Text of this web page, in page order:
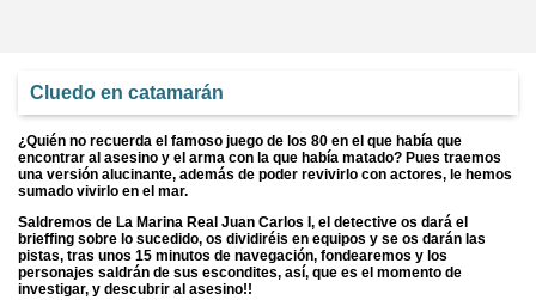
Cluedo en catamarán
¿Quién no recuerda el famoso juego de los 80 en el que había que
encontrar al asesino y el arma con la que había matado? Pues traemos
una versión alucinante, además de poder revivirlo con actores, le hemos
sumado vivirlo en el mar.
Saldremos de La Marina Real Juan Carlos I, el detective os dará el
brieffing sobre lo sucedido, os dividiréis en equipos y se os darán las
pistas, tras unos 15 minutos de navegación, fondearemos y los
personajes saldrán de sus escondites, así, que es el momento de
investigar, y descubrir al asesino!!